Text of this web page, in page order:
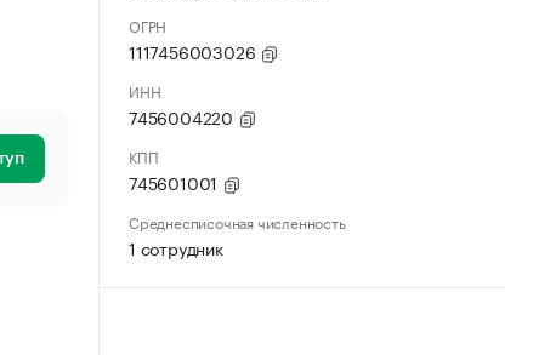
ОГРН
1117456003026
ИНН
7456004220
КПП
745601001
Среднесписочная численность
1 сотрудник